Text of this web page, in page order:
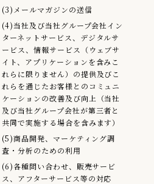
(3)メールマガジンの送信
(4)当社及び当社グループ会社イン
ターネットサービス、デジタルサ
ービス、情報サービス（ウェブサ
イト、アプリケーションを含みこ
れらに限りません）の提供及びこ
れらを通じたお客様とのコミュニ
ケーションの改善及び向上（当社
及び当社グループ会社が第三者と
共同で実施する場合を含みます）
(5)商品開発、マーケティング調
査・分析のための利用
(6)各種問い合わせ、販売サービ
ス、アフターサービス等の対応